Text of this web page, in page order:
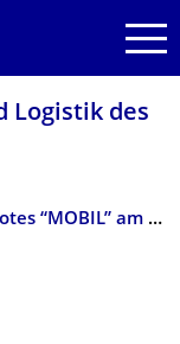
Logistik des
Prof. Fricke vertreten bei den Science Notes “MOBIL” am 16.09.2017 in Berlin